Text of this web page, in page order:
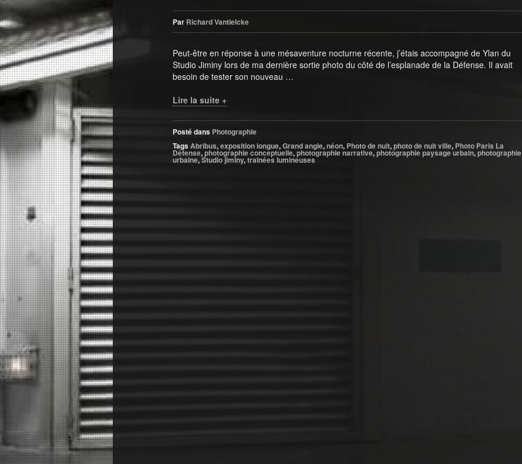
Par Richard Vantielcke
Peut-être en réponse à une mésaventure nocturne récente, j’étais accompagné de Ylan du
Studio Jiminy lors de ma dernière sortie photo du côté de l’esplanade de la Défense. Il avait
besoin de tester son nouveau …
Lire la suite +
Posté dans Photographie
TagsAbribus,exposition longue,Grand angle,néon, Photo de nuit,photo de nuit ville, Photo Paris La
Défense,photographie conceptuelle,photographie narrative,photographie paysage urbain,photographie
urbaine,Studio jiminy,trainées lumineuses